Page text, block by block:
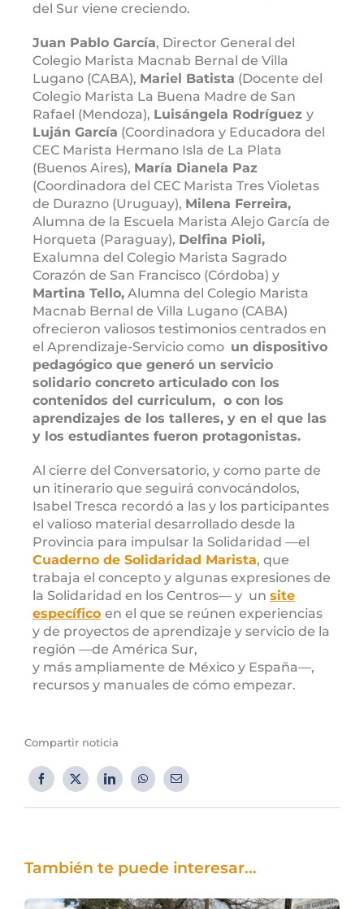
del Sur viene creciendo.
Juan Pablo García, Director General del
Colegio Marista Macnab Bernal de Villa
Lugano (CABA), Mariel Batista (Docente del
Colegio Marista La Buena Madre de San
Rafael (Mendoza), Luisángela Rodríguez y
Luján García (Coordinadora y Educadora del
CEC Marista Hermano Isla de La Plata
(Buenos Aires), María Dianela Paz
(Coordinadora del CEC Marista Tres Violetas
de Durazno (Uruguay), Milena Ferreira,
Alumna de la Escuela Marista Alejo García de
Horqueta (Paraguay), Delfina Pioli,
Exalumna del Colegio Marista Sagrado
Corazón de San Francisco (Córdoba) y
Martina Tello, Alumna del Colegio Marista
Macnab Bernal de Villa Lugano (CABA)
ofrecieron valiosos testimonios centrados en
el Aprendizaje-Servicio como un dispositivo
pedagógico que generó un servicio
solidario concreto articulado con los
contenidos del curriculum, o con los
aprendizajes de los talleres, y en el que las
y los estudiantes fueron protagonistas.
Al cierre del Conversatorio, y como parte de
un itinerario que seguirá convocándolos,
Isabel Tresca recordó a las y los participantes
el valioso material desarrollado desde la
Provincia para impulsar la Solidaridad —el
Cuaderno de Solidaridad Marista, que
trabaja el concepto y algunas expresiones de
la Solidaridad en los Centros— y un site
específico en el que se reúnen experiencias
y de proyectos de aprendizaje y servicio de la
región —de América Sur,
y más ampliamente de México y España—,
recursos y manuales de cómo empezar.
Compartir noticia
También te puede interesar...